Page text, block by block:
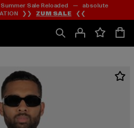
Zum
Inhalt
springen
Zum
Fußzeile
springen
Sale Reloaded — absolute
❯❯ ZUM SALE ❮❮